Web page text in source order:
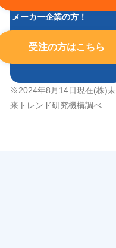
・メーカー企業の方！
受注の方はこちら
※2024年8月14日現在(株)未
来トレンド研究機構調べ